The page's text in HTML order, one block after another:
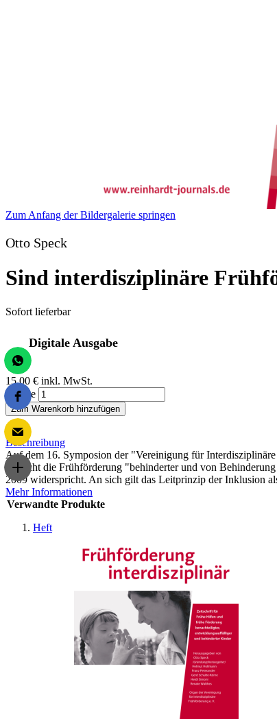
Zum Anfang der Bildergalerie springen
Otto Speck
Sind interdisziplinäre
Sofort lieferbar
Digitale Ausgabe
15,00 € inkl. MwSt.
Menge
Zum Warenkorb hinzufügen
Beschreibung
Auf dem 16. Symposion der "Vereinigung für
ob nicht die Frühförderung "behinderter und von
2009 widerspricht. An sich gilt das Leitprinzip der Inklusion
Mehr Informationen
Verwandte Produkte
Heft